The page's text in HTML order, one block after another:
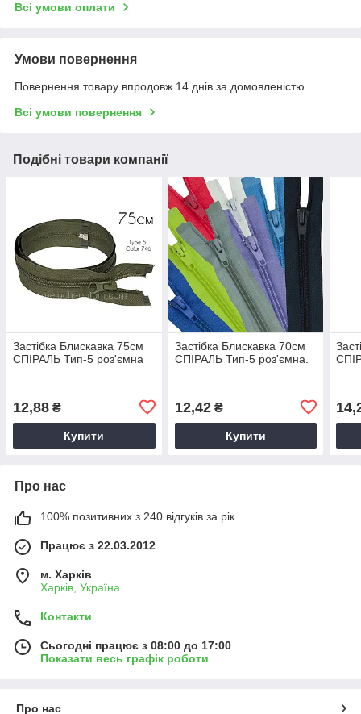
Всі умови оплати
Умови повернення
Повернення товару впродовж 14 днів за домовленістю
Всі умови повернення
Подібні товари компанії
Застібка Блискавка 75см
СПІРАЛЬ Тип-5 роз'ємна
12,88 ₴
Купити
Застібка Блискавка 70см
СПІРАЛЬ Тип-5 роз'ємна.
12,42₴
Купити
Про нас
100% позитивних з 240 відгуків за рік
Працює з 22.03.2012
м. Харків
Харків, Україна
Контакти
Сьогодні працює з 08:00 до 17:00
Показати весь графік роботи
Про нас